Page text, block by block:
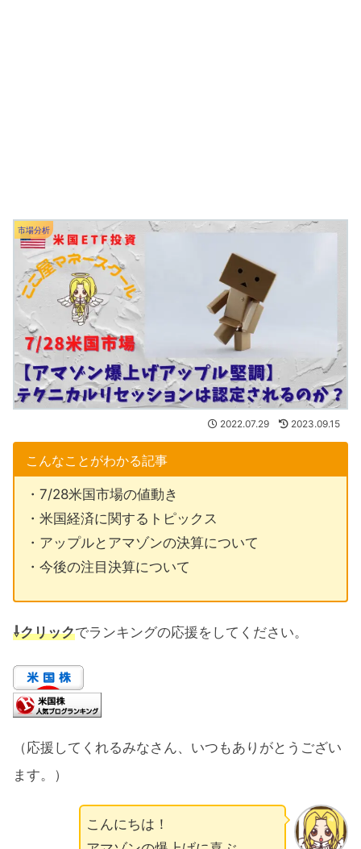
市場分析
2022.07.29 2023.09.15
こんなことがわかる記事
・7/28米国市場の値動き
・米国経済に関するトピックス
・アップルとアマゾンの決算について
・今後の注目決算について
⇩クリックでランキングの応援をしてください。
（応援してくれるみなさん、いつもありがとうござい
ます。）
こんにちは！